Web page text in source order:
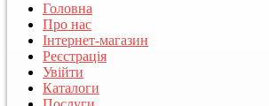
Головна
Про нас
Інтернет-магазин
Реєстрація
Увійти
Каталоги